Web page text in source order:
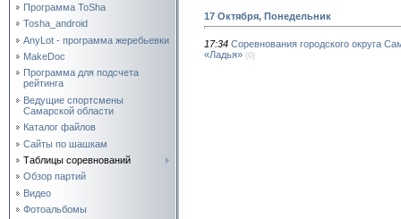
Программа ToSha
Tosha_android
AnyLot - программа жеребьевки
MakeDoc
Программа для подсчета
рейтинга
Ведущие спортсмены
Самарской области
Каталог файлов
Сайты по шашкам
Таблицы соревнований
Обзор партий
Видео
Фотоальбомы
17 Октября, Понедельник
17:34 Соревнования городского округа
«Ладья» (0)